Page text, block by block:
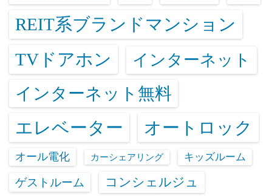
REIT系ブランドマンション
TVドアホン インターネット
インターネット無料
エレベーター オートロック
オール電化 カーシェアリング キッズルーム
ゲストルーム コンシェルジュ